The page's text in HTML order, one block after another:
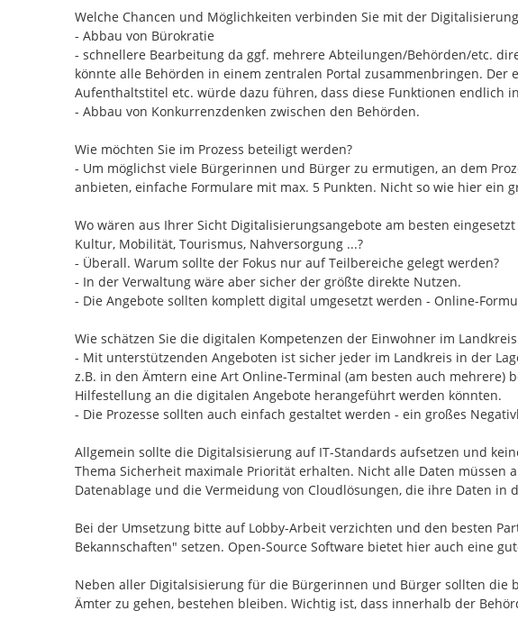
Welche Chancen und Möglichkeiten verbinden Sie mit der
- Abbau von Bürokratie
- schnellere Bearbeitung da ggf. mehrere Abteilungen/Behörden/etc.
könnte alle Behörden in einem zentralen Portal zusammenbringen.
Aufenthaltstitel etc. würde dazu führen, dass diese Funktionen endlich
- Abbau von Konkurrenzdenken zwischen den Behörden.
Wie möchten Sie im Prozess beteiligt werden?
- Um möglichst viele Bürgerinnen und Bürger zu ermutigen, an dem
anbieten, einfache Formulare mit max. 5 Punkten. Nicht so wie hier ein
Wo wären aus Ihrer Sicht Digitalisierungsangebote am besten
Kultur, Mobilität, Tourismus, Nahversorgung ...?
- Überall. Warum sollte der Fokus nur auf Teilbereiche gelegt werden?
- In der Verwaltung wäre aber sicher der größte direkte Nutzen.
- Die Angebote sollten komplett digital umgesetzt werden - Online-
Wie schätzen Sie die digitalen Kompetenzen der Einwohner im
- Mit unterstützenden Angeboten ist sicher jeder im Landkreis in der
z.B. in den Ämtern eine Art Online-Terminal (am besten auch
Hilfestellung an die digitalen Angebote herangeführt werden könnten.
- Die Prozesse sollten auch einfach gestaltet werden - ein großes
Allgemein sollte die Digitalsisierung auf IT-Standards aufsetzen und
Thema Sicherheit maximale Priorität erhalten. Nicht alle Daten müssen
Datenablage und die Vermeidung von Cloudlösungen, die ihre Daten in
Bei der Umsetzung bitte auf Lobby-Arbeit verzichten und den besten
Bekannschaften" setzen. Open-Source Software bietet hier auch eine
Neben aller Digitalsisierung für die Bürgerinnen und Bürger sollten die
Ämter zu gehen, bestehen bleiben. Wichtig ist, dass innerhalb der